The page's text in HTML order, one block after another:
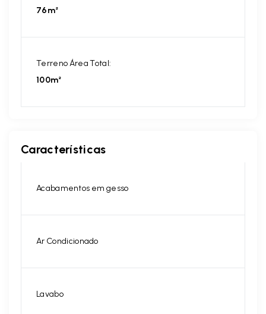
76m²
Terreno Área Total:
100m²
Características
Acabamentos em gesso
Ar Condicionado
Lavabo